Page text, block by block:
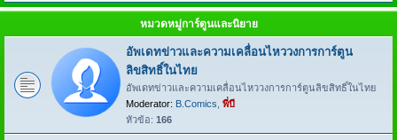
หมวดหมู่การ์ตูนและนิยาย
อัพเดทข่าวและความเคลื่อนไหววงการการ์ตูน
ลิขสิทธิ์ในไทย
อัพเดทข่าวและความเคลื่อนไหววงการการ์ตูนลิขสิทธิ์ในไทย
Moderator: B.Comics พี่บี
หัวข้อ: 166